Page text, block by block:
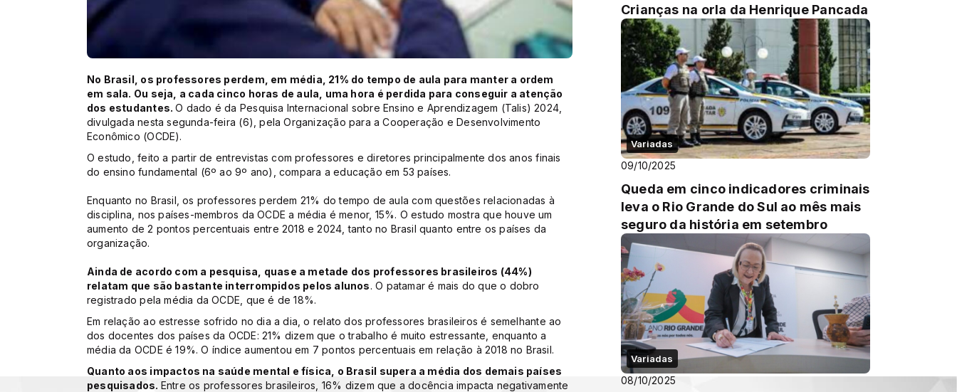
No Brasil, os professores perdem, em média, 21% do tempo de aula para manter a ordem
em sala. Ou seja, a cada cinco horas de aula, uma hora é perdida para conseguir a atenção
dos estudantes.O dado é da Pesquisa Internacional sobre Ensino e Aprendizagem (Talis) 2024,
divulgada nesta segunda-feira (6), pela Organização para a Cooperação e Desenvolvimento
Econômico (OCDE).
O estudo, feito a partir de entrevistas com professores e diretores principalmente dos anos finais
do ensino fundamental (6º ao 9º ano), compara a educação em 53 países.
Enquanto no Brasil, os professores perdem 21% do tempo de aula com questões relacionadas à
disciplina, nos países-membros da OCDE a média é menor, 15%. O estudo mostra que houve um
aumento de 2 pontos percentuais entre 2018 e 2024, tanto no Brasil quanto entre os países da
organização.
Ainda de acordo com a pesquisa, quase a metade dos professores brasileiros (44%)
relatam que são bastante interrompidos pelos alunos. O patamar é mais do que o dobro
registrado pela média da OCDE, que é de 18%.
Em relação ao estresse sofrido no dia a dia, o relato dos professores brasileiros é semelhante ao
dos docentes dos países da OCDE: 21% dizem que o trabalho é muito estressante, enquanto a
média da OCDE é 19%. O índice aumentou em 7 pontos percentuais em relação à 2018 no Brasil.
Quanto aos impactos na saúde mental e física, o Brasil supera a média dos demais países
pesquisados. Entre os professores brasileiros, 16% dizem que a docência impacta negativamente
Crianças na orla da Henrique Pancada
Variadas
09/10/2025
Queda em cinco indicadores criminais
leva o Rio Grande do Sul ao mês mais
seguro da história em setembro
Variadas
08/10/2025